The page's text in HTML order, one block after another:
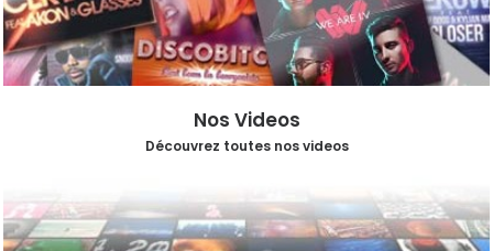
Nos Videos
Découvrez toutes nos videos